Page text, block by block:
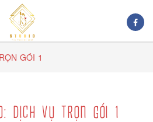
GÓI 1
DỊCH VỤ TRỌN GÓI 1